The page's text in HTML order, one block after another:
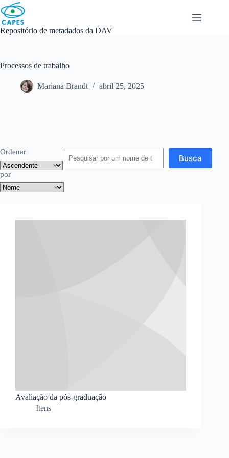
Skip
to
content
Repositório de metadados da DAV
Processos de trabalho
Mariana Brandt abril 25, 2025
Ordenar
por
Busca
Avaliação da pós-graduação
Itens